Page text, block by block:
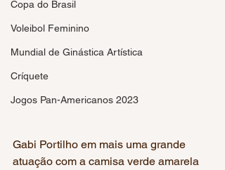
Copa do Brasil
Voleibol Feminino
Mundial de Ginástica Artística
Críquete
Jogos Pan-Americanos 2023
Gabi Portilho em mais uma grande
atuação com a camisa verde amarela